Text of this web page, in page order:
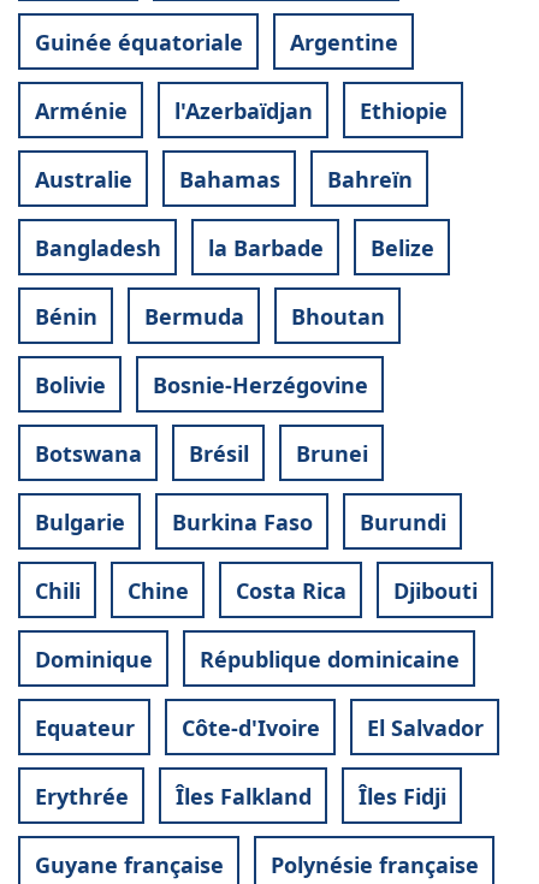
Guinée équatoriale Argentine
Arménie l'Azerbaïdjan Ethiopie
Australie Bahamas Bahreïn
Bangladesh la Barbade Belize
Bénin Bermuda Bhoutan
Bolivie Bosnie-Herzégovine
Botswana Brésil Brunei
Bulgarie Burkina Faso Burundi
Chili Chine Costa Rica Djibouti
Dominique République dominicaine
Equateur Côte-d'Ivoire El Salvador
Erythrée Îles Falkland Îles Fidji
Guyane française Polynésie française